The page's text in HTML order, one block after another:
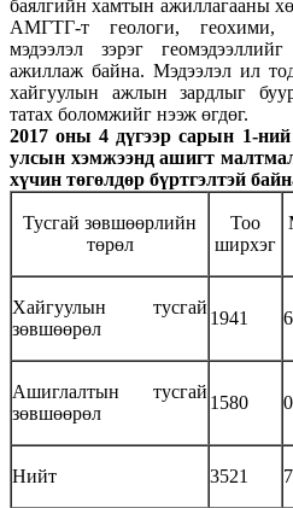
баялгийн хамтын ажиллагааны
АМГТГ-т геологи, геохими,
мэдээлэл зэрэг
ажиллаж байна. Мэдээлэл ил
хайгуулын ажлын зардлыг
татах боломжийг нээж өгдөг.
2017 оны 4 дүгээр сарын 1-
улсын хэмжээнд ашигт
хүчин төгөлдөр бүртгэлтэй
Тусгай зөвшөөрлийн
төрөл
Тоо
ширхэг
Хайгуулын тусгай
зөвшөөрөл
1941
Ашиглалтын тусгай
зөвшөөрөл
1580
Нийт 3521